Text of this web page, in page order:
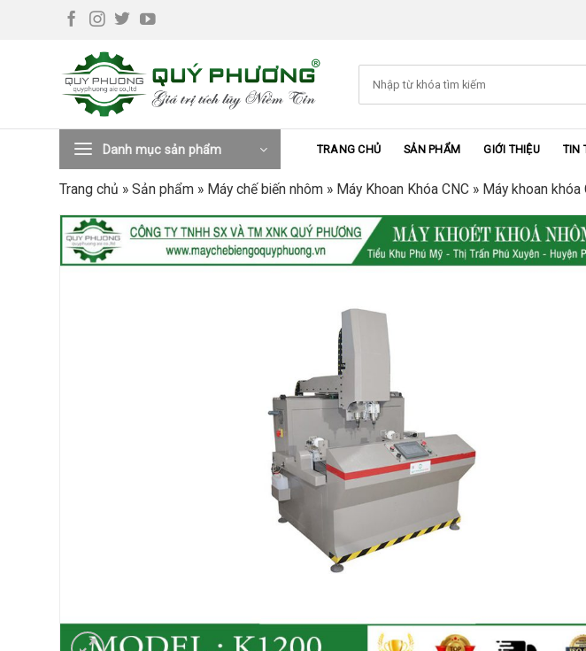
Danh mục sản phẩm TRANG CHỦ SẢN PHẨM GIỚI THIỆU TIN
Trang chủ » Sản phẩm » Máy chế biến nhôm » Máy Khoan Khóa CNC » Máy khoan